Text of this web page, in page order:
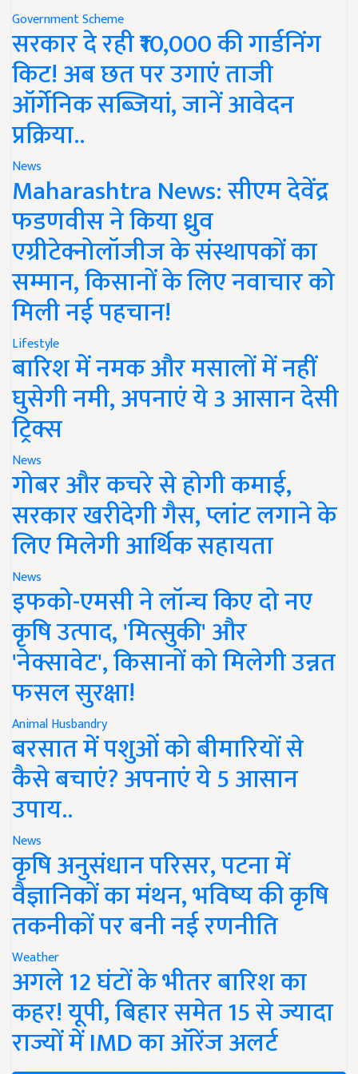
Government Scheme
सरकार दे रही ₹10,000 की गार्डनिंग
किट! अब छत पर उगाएं ताजी
ऑर्गेनिक सब्जियां, जानें आवेदन
प्रक्रिया..
News
Maharashtra News: सीएम देवेंद्र
फडणवीस ने किया ध्रुव
एग्रीटेक्नोलॉजीज के संस्थापकों का
सम्मान, किसानों के लिए नवाचार को
मिली नई पहचान!
Lifestyle
बारिश में नमक और मसालों में नहीं
घुसेगी नमी, अपनाएं ये 3 आसान देसी
ट्रिक्स
News
गोबर और कचरे से होगी कमाई,
सरकार खरीदेगी गैस, प्लांट लगाने के
लिए मिलेगी आर्थिक सहायता
News
इफको-एमसी ने लॉन्च किए दो नए
कृषि उत्पाद, 'मित्सुकी' और
'नेक्सावेट', किसानों को मिलेगी उन्नत
फसल सुरक्षा!
Animal Husbandry
बरसात में पशुओं को बीमारियों से
कैसे बचाएं? अपनाएं ये 5 आसान
उपाय..
News
कृषि अनुसंधान परिसर, पटना में
वैज्ञानिकों का मंथन, भविष्य की कृषि
तकनीकों पर बनी नई रणनीति
Weather
अगले 12 घंटों के भीतर बारिश का
कहर! यूपी, बिहार समेत 15 से ज्यादा
राज्यों में IMD का ऑरेंज अलर्ट